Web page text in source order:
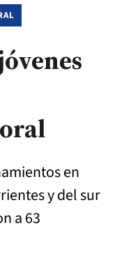
en
y del sur
a 63